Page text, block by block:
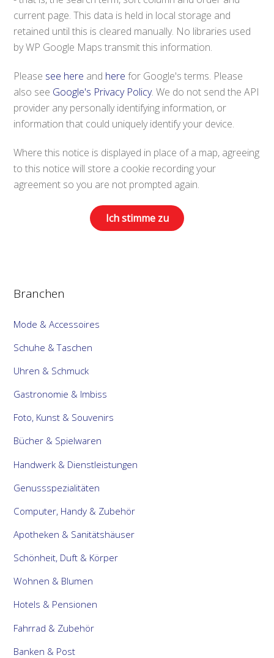
current page. This data is held in local storage and
retained until this is cleared manually. No libraries used
by WP Google Maps transmit this information.
Please see here and here for Google's terms. Please
also see Google's Privacy Policy. We do not send the API
provider any personally identifying information, or
information that could uniquely identify your device.
Where this notice is displayed in place of a map, agreeing
to this notice will store a cookie recording your
agreement so you are not prompted again.
Ich stimme zu
Branchen
Mode & Accessoires
Schuhe & Taschen
Uhren & Schmuck
Gastronomie & Imbiss
Foto, Kunst & Souvenirs
Bücher & Spielwaren
Handwerk & Dienstleistungen
Genussspezialitäten
Computer, Handy & Zubehör
Apotheken & Sanitätshäuser
Schönheit, Duft & Körper
Wohnen & Blumen
Hotels & Pensionen
Fahrrad & Zubehör
Banken & Post